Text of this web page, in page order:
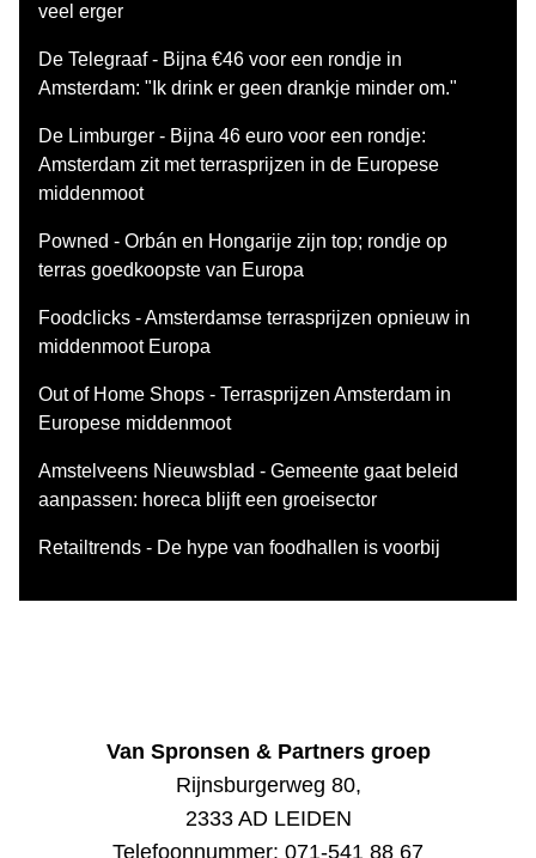
veel erger
De Telegraaf - Bijna €46 voor een rondje in
Amsterdam: "Ik drink er geen drankje minder om."
De Limburger - Bijna 46 euro voor een rondje:
Amsterdam zit met terrasprijzen in de Europese
middenmoot
Powned - Orbán en Hongarije zijn top; rondje op
terras goedkoopste van Europa
Foodclicks - Amsterdamse terrasprijzen opnieuw in
middenmoot Europa
Out of Home Shops - Terrasprijzen Amsterdam in
Europese middenmoot
Amstelveens Nieuwsblad - Gemeente gaat beleid
aanpassen: horeca blijft een groeisector
Retailtrends - De hype van foodhallen is voorbij
Van Spronsen & Partners groep
Rijnsburgerweg 80,
2333 AD LEIDEN
Telefoonnummer: 071-541 88 67